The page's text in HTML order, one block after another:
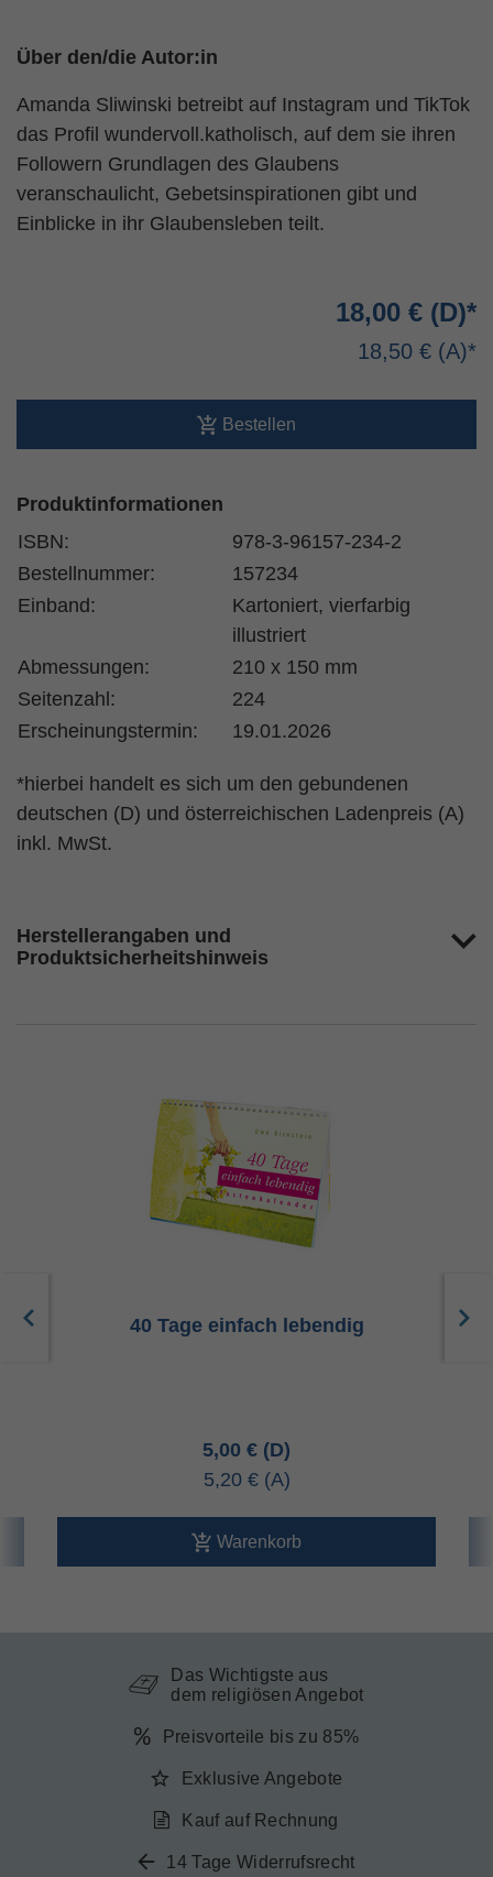
Über den/die Autor:in
Amanda Sliwinski betreibt auf Instagram und TikTok
das Profil wundervoll.katholisch, auf dem sie ihren
Followern Grundlagen des Glaubens
veranschaulicht, Gebetsinspirationen gibt und
Einblicke in ihr Glaubensleben teilt.
18,00 €
18,50 €
Bestellen
Produktinformationen
ISBN:
978-3-96157-234-2
Bestellnummer:
157234
Einband:
Kartoniert, vierfarbig
illustriert
Abmessungen:
210 x 150 mm
Seitenzahl:
224
Erscheinungstermin:
19.01.2026
*hierbei handelt es sich um den gebundenen
deutschen (D) und österreichischen Ladenpreis (A)
inkl. MwSt.
Herstellerangaben und
Produktsicherheitshinweis
40 Tage einfach lebendig
5,00 €
5,20 €
Warenkorb
Das Wichtigste aus
dem religiösen Angebot
Preisvorteile bis zu 85%
Exklusive Angebote
Kauf auf Rechnung
14 Tage Widerrufsrecht